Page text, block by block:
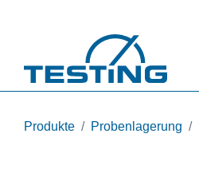
Produkte Probenlagerung